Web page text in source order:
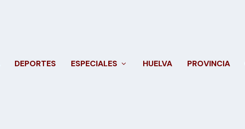
DEPORTES ESPECIALES HUELVA PROVINCIA